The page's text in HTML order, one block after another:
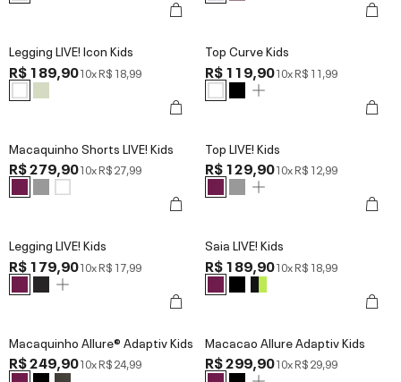
Legging LIVE! Icon Kids
R$ 189,9010xR$ 18,99
Top Curve Kids
R$ 119,9010xR$ 11,99
Macaquinho Shorts LIVE! Kids
R$ 279,9010xR$ 27,99
Top LIVE! Kids
R$ 129,9010xR$ 12,99
Legging LIVE! Kids
R$ 179,9010xR$ 17,99
Saia LIVE! Kids
R$ 189,9010xR$ 18,99
Macaquinho Allure® Adaptiv Kids
R$ 249,9010xR$ 24,99
Macacao Allure Adaptiv Kids
R$ 299,9010xR$ 29,99